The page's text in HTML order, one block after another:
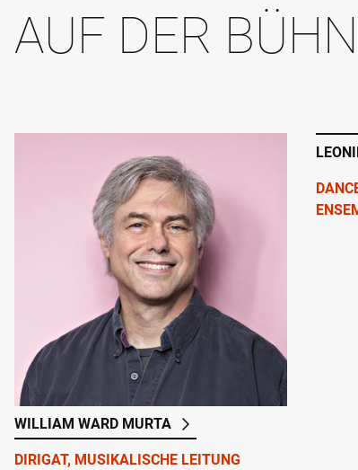
AUF DER
WILLIAM WARD MURTA
DIRIGAT, MUSIKALISCHE LEITUNG